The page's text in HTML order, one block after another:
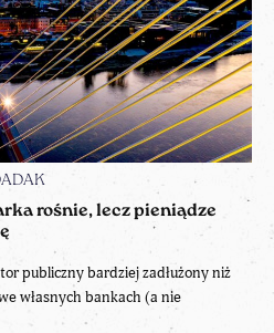
rośnie, lecz pieniądze
publiczny bardziej zadłużony niż
własnych bankach (a nie